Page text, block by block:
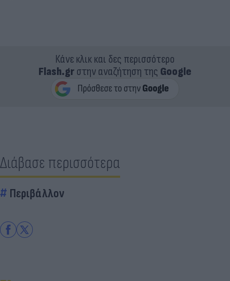
Κάνε κλικ και δες περισσότερο
Flash.grστην αναζήτηση της Google
Διάβασε περισσότερα
Περιβάλλον